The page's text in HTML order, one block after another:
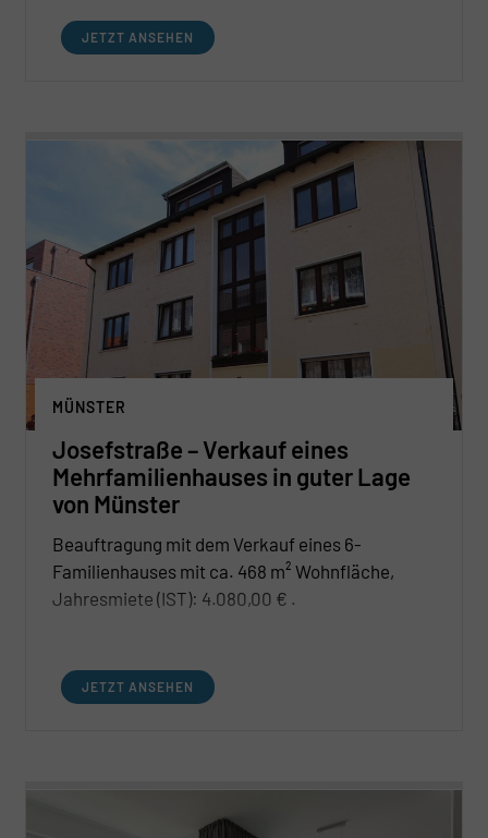
JETZT ANSEHEN
MÜNSTER
Josefstraße – Verkauf eines
Mehrfamilienhauses in guter Lage
von Münster
Beauftragung mit dem Verkauf eines 6-
Familienhauses mit ca. 468 m² Wohnfläche,
Jahresmiete (IST): 4.080,00 € .
JETZT ANSEHEN